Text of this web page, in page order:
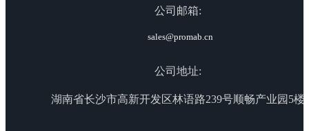
公司邮箱:
sales@promab.cn
公司地址:
湖南省长沙市高新开发区林语路239号顺畅产业园5楼